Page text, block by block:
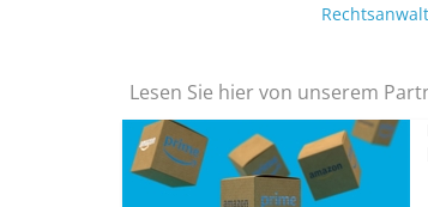
Lesen Sie hier von unserem